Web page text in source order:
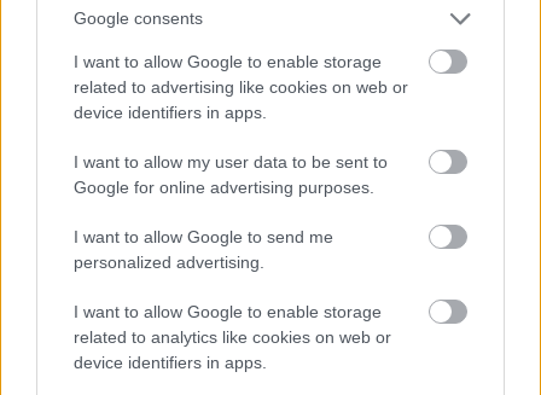
Google consents
I want to allow Google to enable storage
related to advertising like cookies on web or
device identifiers in apps.
I want to allow my user data to be sent to
Google for online advertising purposes.
I want to allow Google to send me
personalized advertising.
I want to allow Google to enable storage
related to analytics like cookies on web or
device identifiers in apps.